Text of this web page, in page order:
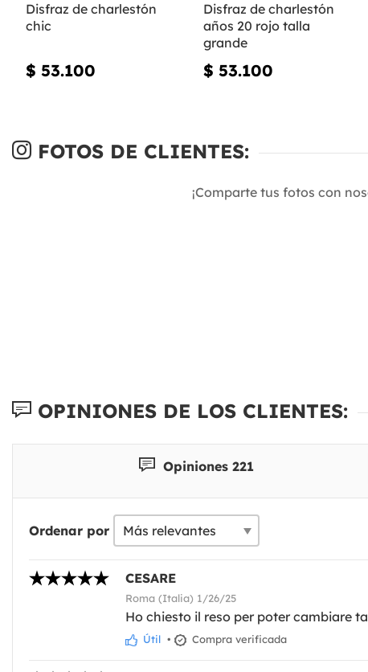
Disfraz de charlestón
chic
$ 53.100
Disfraz de charlestón
años 20 rojo talla
grande
$ 53.100
FOTOS DE CLIENTES:
¡Comparte tus fotos con
OPINIONES DE LOS CLIENTES:
Opiniones 221
Ordenar por
CESARE
Roma (Italia) 1/26/25
Ho chiesto il reso per poter cambiare
Útil • Compra verificada